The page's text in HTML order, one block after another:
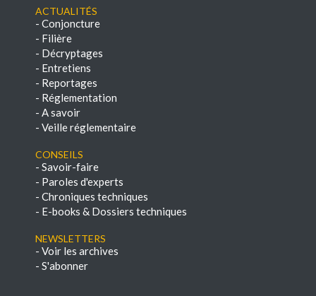
Actualités
- Conjoncture
- Filière
- Décryptages
- Entretiens
- Reportages
- Réglementation
- A savoir
- Veille réglementaire
Conseils
- Savoir-faire
- Paroles d'experts
- Chroniques techniques
- E-books & Dossiers techniques
NEWSLETTERS
- Voir les archives
- S'abonner